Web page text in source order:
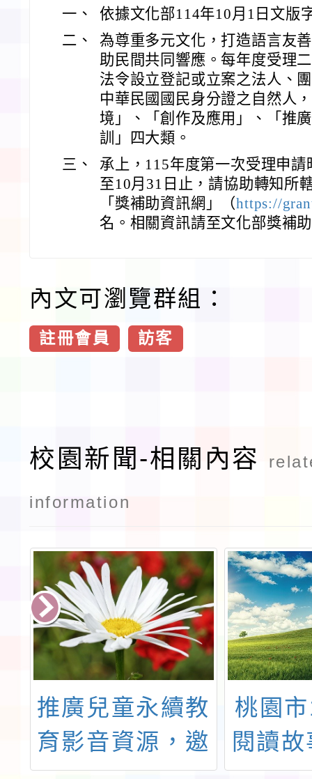
一、
依據文化部114年10月1日文版
二、
為尊重多元文化，打造語言友
助民間共同響應。每年度受理
法令設立登記或立案之法人、
中華民國國民身分證之自然人
境」、「創作及應用」、「推
訓」四大類。
三、
承上，115年度第一次受理申
至10月31日止，請協助轉知所
「獎補助資訊網」（https://
名。相關資訊請至文化部獎補
內文可瀏覽群組：
註冊會員 訪客
校園新聞-相關內容
information
推廣兒童永續教
育影音資源，邀
桃園
閱讀